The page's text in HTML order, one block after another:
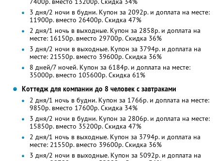
3 дня/2 ночи в будни. Купон за 2092р. и доплата на месте:
11900р. вместо 26400р. Скидка 47%
2 дня/1 ночь в выходные. Купон за 2858р. и доплата на
месте: 16150р. вместо 29700р. Скидка 36%
3 дня/2 ночи в выходные. Купон за 3794р. и доплата на
месте: 21550р. вместо 39600р. Скидка 36%
8 дней/7 ночей. Купон за 6184р. и доплата на месте:
35000р. вместо 105600р. Скидка 61%
Коттедж для компании до 8 человек с завтраками
2 дня/1 ночь в будни. Купон за 1766р. и доплата на месте:
9850р. вместо 17600р. Скидка 34%
3 дня/2 ночи в будни. Купон за 2806р. и доплата на месте:
15850р. вместо 35200р. Скидка 47%
2 дня/1 ночь в выходные. Купон за 3794р. и доплата на
месте: 21550р. вместо 39600р. Скидка 36%
3 дня/2 ночи в выходные. Купон за 5092р. и доплата на